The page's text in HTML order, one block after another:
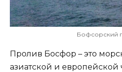
Бофсорский
Пролив Босфор – это
азиатской и европейской